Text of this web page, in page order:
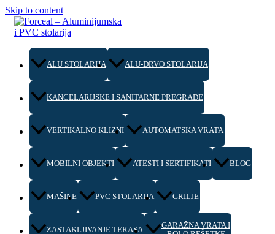
Skip to content
ALU STOLARIJA ALU-DRVO STOLARIJA
KANCELARIJSKE I SANITARNE PREGRADE
VERTIKALNO KLIZNI AUTOMATSKA VRATA
MOBILNI OBJEKTI ATESTI I SERTIFIKATI BLOG
MAŠINE PVC STOLARIJA GRILJE
ZASTAKLJIVANJE TERASA
GARAŽNA VRATA I